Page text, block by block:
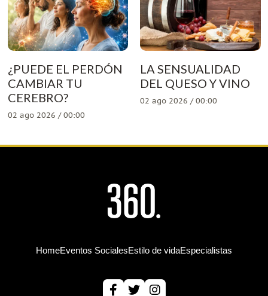
¿PUEDE EL PERDÓN
CAMBIAR TU
CEREBRO?
02 ago 2026 / 00:00
LA SENSUALIDAD
DEL QUESO Y VINO
02 ago 2026 / 00:00
HomeEventos SocialesEstilo de vidaEspecialistas